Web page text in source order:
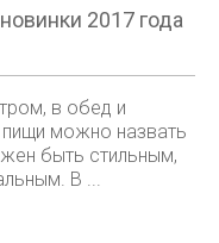
2017 года
в обед и
можно назвать
быть стильным,
В ...